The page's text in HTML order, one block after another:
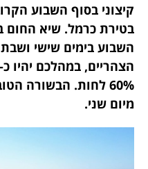
קיצוני בסוף השבוע
בטירת כרמל. שיא החום
השבוע בימים שישי
60% לחות. הבשורה
מיום שני.